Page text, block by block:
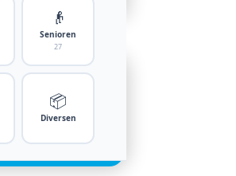
👴
Senioren
27
📦
Diversen